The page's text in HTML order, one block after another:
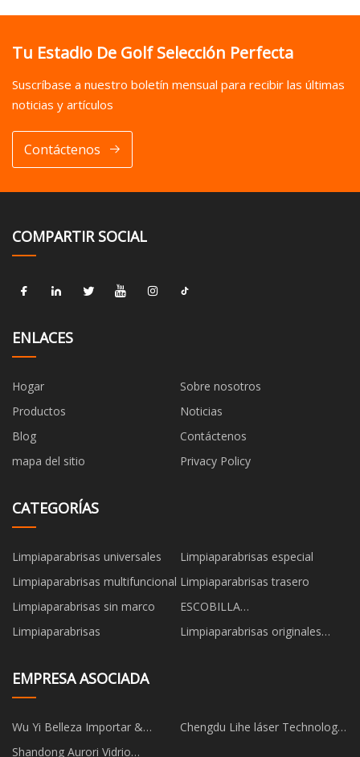
Tu Estadio De Golf Selección Perfecta
Suscríbase a nuestro boletín mensual para recibir las últimas
noticias y artículos
Contáctenos
COMPARTIR SOCIAL
ENLACES
Hogar
Sobre nosotros
Productos
Noticias
Blog
Contáctenos
mapa del sitio
Privacy Policy
CATEGORÍAS
Limpiaparabrisas universales
Limpiaparabrisas especial
Limpiaparabrisas multifuncional Limpiaparabrisas trasero
Limpiaparabrisas sin marco
ESCOBILLA
LIMPIAPARABRISAS
Limpiaparabrisas
Limpiaparabrisas originales
EMPRESA ASOCIADA
Wu Yi Belleza Importar &
Exportar compañía, Limitado
Chengdu Lihe láser Technology
Shandong Aurori Vidrio